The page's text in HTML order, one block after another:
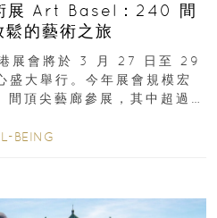
展 Art Basel：240 間
的藝術之旅
會將於 3 月 27 日至 29
盛大舉行。今年展會規模宏
頂尖藝廊參展，其中超過半
BEING